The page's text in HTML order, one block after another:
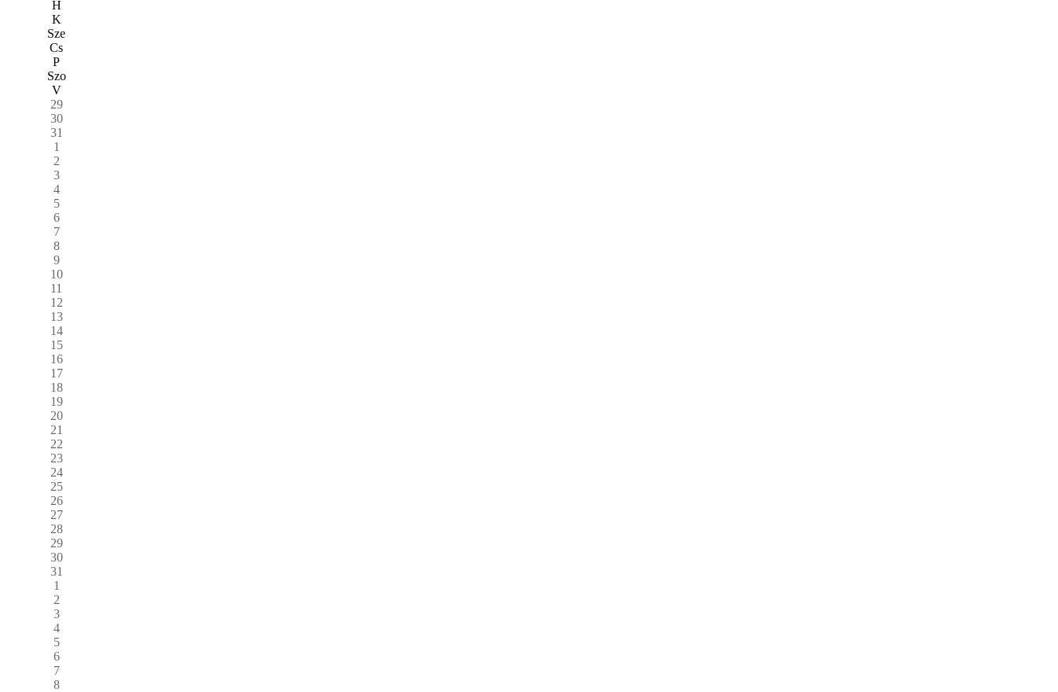
H
K
Sze
Cs
P
Szo
V
29
30
31
1
2
3
4
5
6
7
8
9
10
11
12
13
14
15
16
17
18
19
20
21
22
23
24
25
26
27
28
29
30
31
1
2
3
4
5
6
7
8